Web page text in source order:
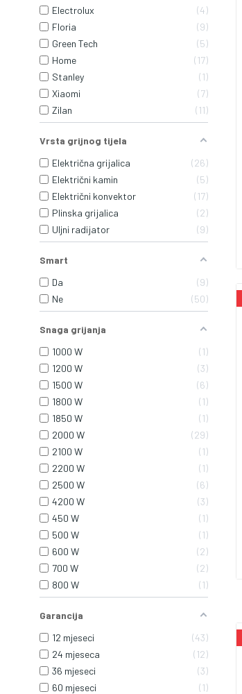
Electrolux
4
Floria
9
Green Tech
5
Home
17
Stanley
1
Xiaomi
7
Zilan
11
Vrsta grijnog tijela
Električna grijalica
26
Električni kamin
5
Električni konvektor
17
Plinska grijalica
2
Uljni radijator
9
Smart
Da
9
Ne
50
Snaga grijanja
1000 W
1
1200 W
3
1500 W
6
1800 W
1
1850 W
1
2000 W
29
2100 W
1
2200 W
1
2500 W
6
4200 W
3
450 W
1
500 W
1
600 W
2
700 W
2
800 W
1
Garancija
12 mjeseci
43
24 mjeseca
12
36 mjeseci
3
60 mjeseci
1